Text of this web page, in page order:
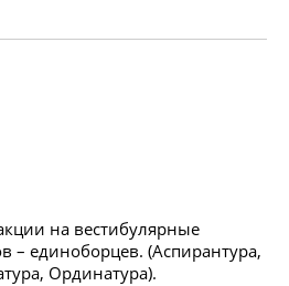
на вестибулярные
– единоборцев. (Аспирантура,
Ординатура).